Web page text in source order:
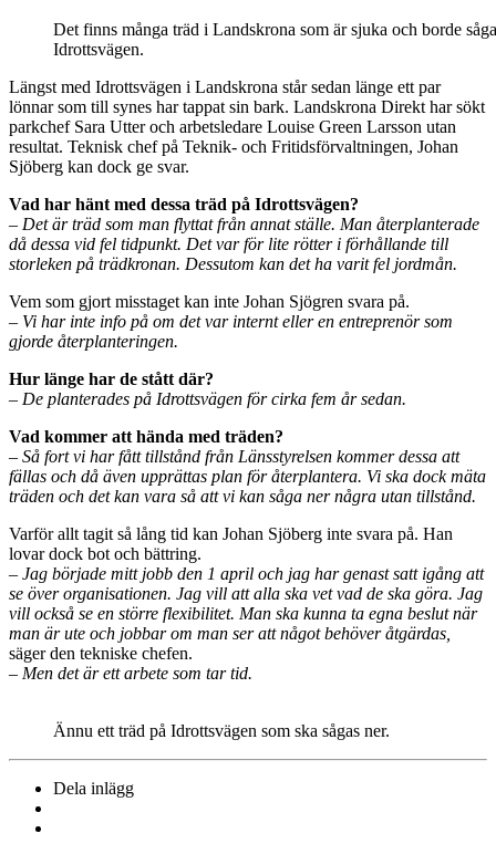
Det finns många träd i Landskrona som är sjuka och borde
Idrottsvägen.
Längst med Idrottsvägen i Landskrona står sedan länge ett par
lönnar som till synes har tappat sin bark. Landskrona Direkt har sökt
parkchef Sara Utter och arbetsledare Louise Green Larsson utan
resultat. Teknisk chef på Teknik- och Fritidsförvaltningen, Johan
Sjöberg kan dock ge svar.
Vad har hänt med dessa träd på Idrottsvägen?
– Det är träd som man flyttat från annat ställe. Man återplanterade
då dessa vid fel tidpunkt. Det var för lite rötter i förhållande till
storleken på trädkronan. Dessutom kan det ha varit fel jordmån.
Vem som gjort misstaget kan inte Johan Sjögren svara på.
– Vi har inte info på om det var internt eller en entreprenör som
gjorde återplanteringen.
Hur länge har de stått där?
– De planterades på Idrottsvägen för cirka fem år sedan.
Vad kommer att hända med träden?
– Så fort vi har fått tillstånd från Länsstyrelsen kommer dessa att
fällas och då även upprättas plan för återplantera. Vi ska dock mäta
träden och det kan vara så att vi kan såga ner några utan tillstånd.
Varför allt tagit så lång tid kan Johan Sjöberg inte svara på. Han
lovar dock bot och bättring.
– Jag började mitt jobb den 1 april och jag har genast satt igång att
se över organisationen. Jag vill att alla ska vet vad de ska göra. Jag
vill också se en större flexibilitet. Man ska kunna ta egna beslut när
man är ute och jobbar om man ser att något behöver åtgärdas,
säger den tekniske chefen.
– Men det är ett arbete som tar tid.
Ännu ett träd på Idrottsvägen som ska sågas ner.
Dela inlägg